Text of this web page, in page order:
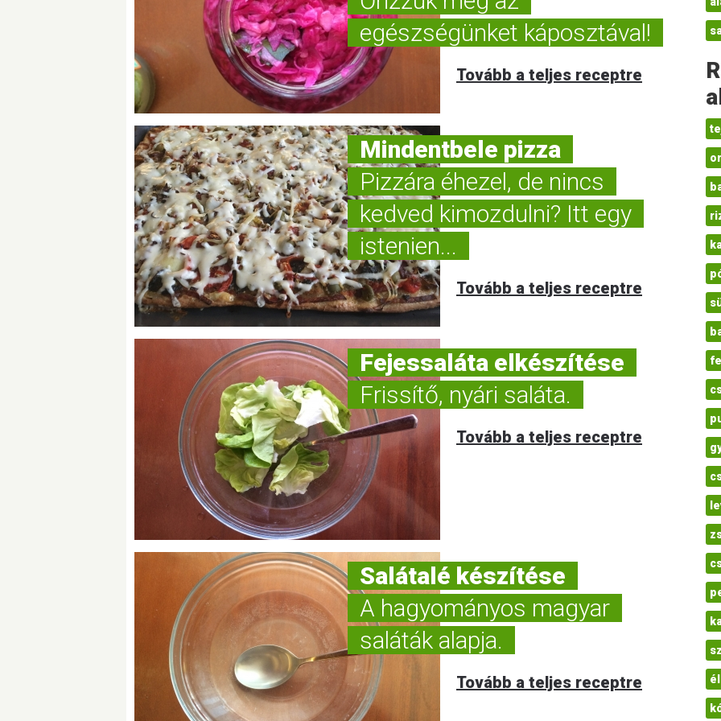
egészségünket káposztával!
Tovább a teljes receptre
Mindentbele pizza
Pizzára éhezel, de nincs
kedved kimozdulni? Itt egy
istenien...
Tovább a teljes receptre
Fejessaláta elkészítése
Frissítő, nyári saláta.
Tovább a teljes receptre
Salátalé készítése
A hagyományos magyar
saláták alapja.
Tovább a teljes receptre